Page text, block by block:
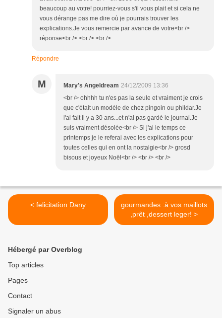
beaucoup au votre! pourriez-vous s'il vous plait et si cela ne
vous dérange pas me dire où je pourrais trouver les
explications.Je vous remercie par avance de votre<br />
réponse<br /> <br /> <br />
Répondre
M Mary's Angeldream 24/12/2009 13:36
<br /> ohhhh tu n'es pas la seule et vraiment je crois
que c'était un modèle de chez pingoin ou phildar.Je
l'ai fait il y a 30 ans...et n'ai pas gardé le journal.Je
suis vraiment désolée<br /> Si j'ai le temps ce
printemps je le referai avec les explications pour
toutes celles qui en ont la nostalgie<br /> grosd
bisous et joyeux Noël<br /> <br /> <br />
< felicitation Dany
gourmandes :à vos maillots
,prêt ,dessert leger! >
Hébergé par Overblog
Top articles
Pages
Contact
Signaler un abus